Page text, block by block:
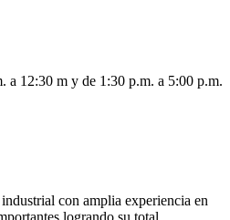
a 12:30 m y de 1:30 p.m. a 5:00 p.m.
con amplia experiencia en
logrando su total